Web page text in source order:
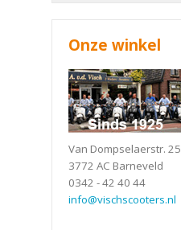
Onze winkel
Van Dompselaerstr. 25
3772 AC Barneveld
0342 - 42 40 44
info@vischscooters.nl